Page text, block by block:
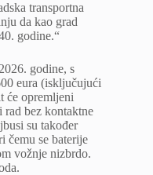
transportna
da kao grad
godine.“
godine, s
eura (isključujući
će opremljeni
rad bez kontaktne
su također
čemu se baterije
vožnje nizbrdo.